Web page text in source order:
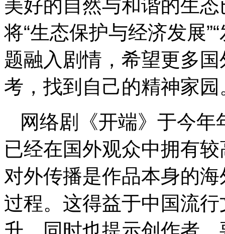
美好的自然与和谐的生
将“生态保护与经济发展
题融入剧情，希望更多
考，找到自己的精神家园
网络剧《开端》于今
已经在国外观众中拥有
对外传播是作品本身的
过程。这得益于中国流